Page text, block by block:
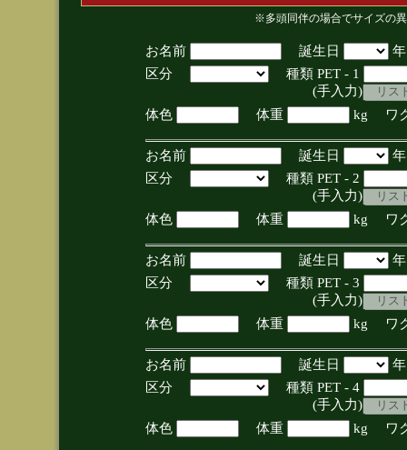
※多頭同伴の場合でサイズの
お名前 誕生日
区分
種類 PET - 1
(手入力)
体色
体重 kg ワ
お名前 誕生日
区分
種類 PET - 2
(手入力)
体色
体重 kg ワ
お名前 誕生日
区分
種類 PET - 3
(手入力)
体色
体重 kg ワ
お名前 誕生日
区分
種類 PET - 4
(手入力)
体色
体重 kg ワ